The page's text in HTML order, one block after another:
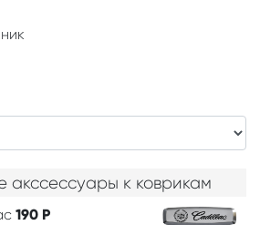
акссессуары к коврикам
190 Р